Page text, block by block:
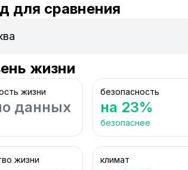
для сравнения
жизни
жизни
данных
безопасность
на 23%
безопаснее
жизни климат